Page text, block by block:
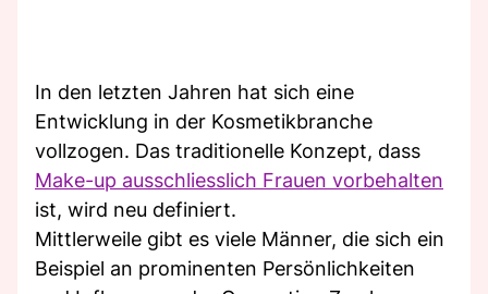
In den letzten Jahren hat sich eine
Entwicklung in der Kosmetikbranche
vollzogen. Das traditionelle Konzept, dass
Make-up ausschliesslich Frauen vorbehalten
ist, wird neu definiert.
Mittlerweile gibt es viele Männer, die sich ein
Beispiel an prominenten Persönlichkeiten